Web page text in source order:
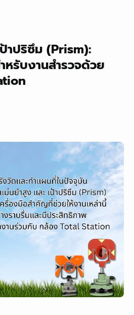
าปริซึม (Prism):
รับงานสำรวจด้วย